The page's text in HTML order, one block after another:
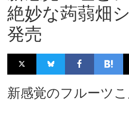
絶妙な蒟蒻畑
発売
新感覚のフルーツ